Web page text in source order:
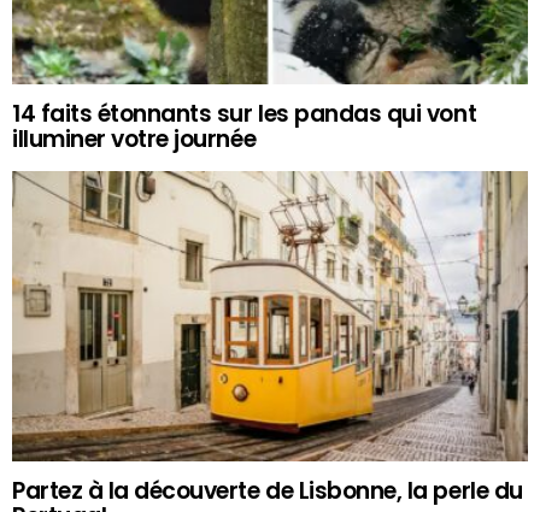
14 faits étonnants sur les pandas qui vont
illuminer votre journée
Partez à la découverte de Lisbonne, la perle du